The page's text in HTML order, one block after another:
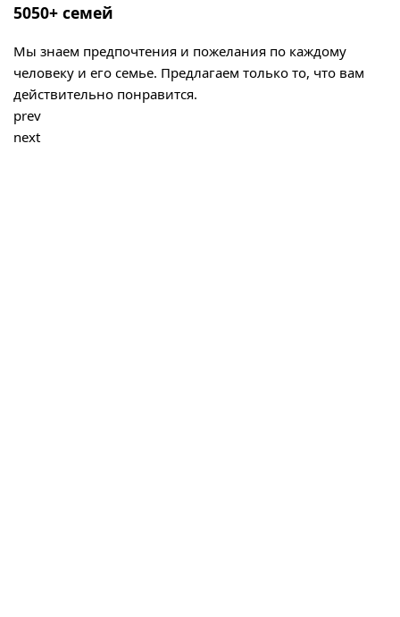
5050+ семей
Мы знаем предпочтения и пожелания по каждому
человеку и его семье. Предлагаем только то, что вам
действительно понравится.
prev
next